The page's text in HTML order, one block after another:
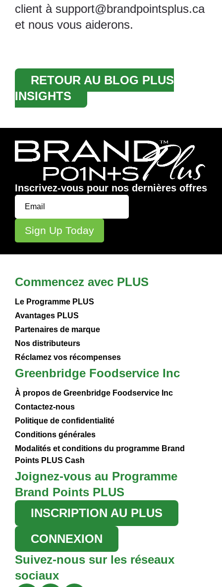
client à support@brandpointsplus.ca
et nous vous aiderons.
RETOUR AU BLOG PLUS
INSIGHTS
Inscrivez-vous pour nos dernières offres
Commencez avec PLUS
Le Programme PLUS
Avantages PLUS
Partenaires de marque
Nos distributeurs
Réclamez vos récompenses
Greenbridge Foodservice Inc
À propos de Greenbridge Foodservice Inc
Contactez-nous
Politique de confidentialité
Conditions générales
Modalités et conditions du programme Brand
Points PLUS Cash
Joignez-vous au Programme
Brand Points PLUS
INSCRIPTION AU PLUS
CONNEXION
Suivez-nous sur les réseaux
sociaux